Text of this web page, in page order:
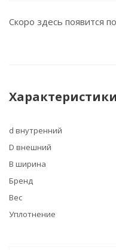
Скоро здесь появится
Характеристики
d внутренний
D внешний
B ширина
Бренд
Вес
Уплотнение